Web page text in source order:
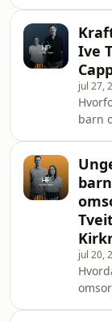
kan
men
får
deler
Ive
jul 27,
barn
for
inn
jul 20,